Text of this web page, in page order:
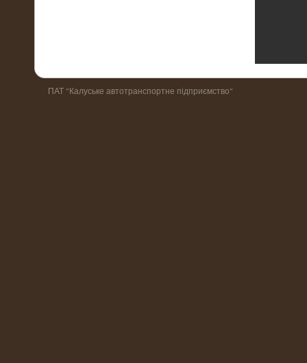
ПАТ "Калуське автотранспортне підприємство"